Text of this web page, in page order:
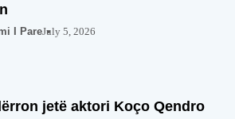
I PareJuly 5, 2026
jetë aktori Koço Qendro